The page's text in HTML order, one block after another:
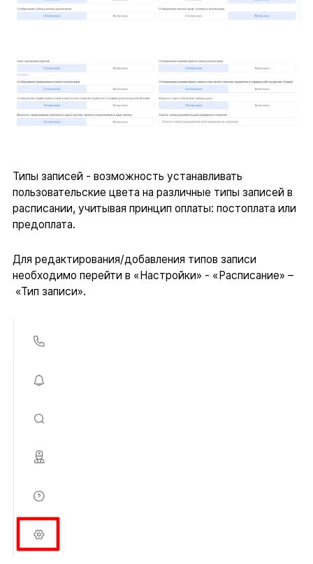
Типы записей - возможность устанавливать
пользовательские цвета на различные типы записей в
расписании, учитывая принцип оплаты: постоплата или
предоплата.
Для редактирования/добавления типов записи
необходимо перейти в «Настройки» - «Расписание» –
«Тип записи».